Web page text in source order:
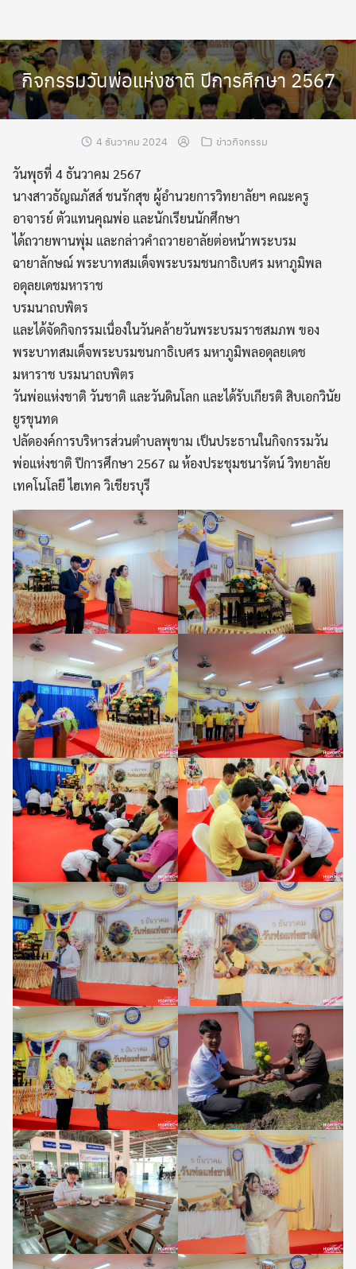
content
Search
for:
Search
กิจกรรมวันพ่อแห่งชาติ ปีการศึกษา 2567
4 ธันวาคม 2024 ข่าวกิจกรรม
วันพุธที่ 4 ธันวาคม 2567
นางสาวธัญณภัสส์ ชนรักสุข ผู้อำนวยการวิทยาลัยฯ คณะครู
อาจารย์ ตัวแทนคุณพ่อ และนักเรียนนักศึกษา
ได้ถวายพานพุ่ม และกล่าวคำถวายอาลัยต่อหน้าพระบรม
ฉายาลักษณ์ พระบาทสมเด็จพระบรมชนกาธิเบศร มหาภูมิพล
อดุลยเดชมหาราช
บรมนาถบพิตร
และได้จัดกิจกรรมเนื่องในวันคล้ายวันพระบรมราชสมภพ ของ
พระบาทสมเด็จพระบรมชนกาธิเบศร มหาภูมิพลอดุลยเดช
มหาราช บรมนาถบพิตร
วันพ่อแห่งชาติ วันชาติ และวันดินโลก และได้รับเกียรติ สิบเอกวินัย
ยูรขุนทด
ปลัดองค์การบริหารส่วนตำบลพุขาม เป็นประธานในกิจกรรมวัน
พ่อแห่งชาติ ปีการศึกษา 2567 ณ ห้องประชุมชนารัตน์ วิทยาลัย
เทคโนโลยี ไฮเทค วิเชียรบุรี